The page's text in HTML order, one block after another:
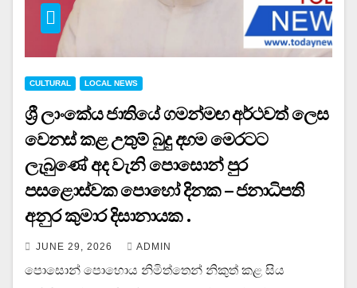
CULTURAL LOCAL NEWS
ශ්‍රී ලාංකේය ජාතියේ ගමන්මඟ අර්ථවත් ලෙස
වෙනස් කළ උතුම් බුදු දහම මෙරටට
ලැබුණේ අද වැනි පොසොන් පුර
පසළොස්වක පොහෝ දිනක – ජනාධිපති
අනුර කුමාර දිසානායක .
JUNE 29, 2026 ADMIN
පොසොන් පොහොය නිමිත්තෙන් නිකුත් කළ සිය